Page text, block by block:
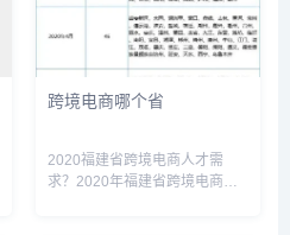
跨境电商哪个省
2020福建省跨境电商人才需
求？2020年福建省跨境电商领